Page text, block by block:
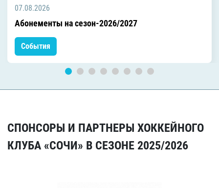
07.08.2026
Абонементы на сезон-2026/2027
События
СПОНСОРЫ И ПАРТНЕРЫ ХОККЕЙНОГО
КЛУБА «СОЧИ» В СЕЗОНЕ 2025/2026